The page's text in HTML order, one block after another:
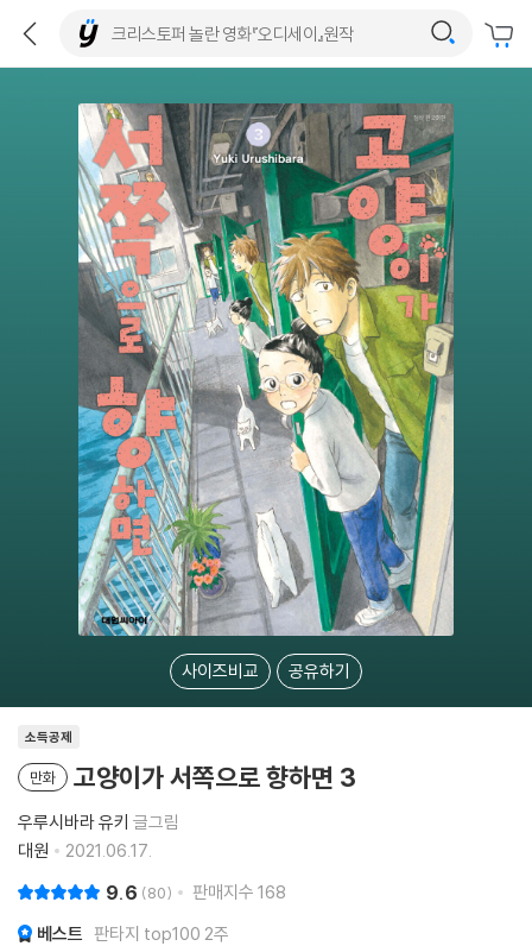
사이즈비교 공유하기
소득공제
만화 고양이가 서쪽으로 향하면 3
우루시바라 유키 글그림
대원
2021.06.17.
9.6 80 판매지수 168
베스트 판타지 top100 2주